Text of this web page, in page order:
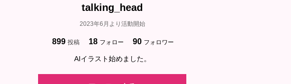
talking_head
2023年6月より活動開始
899 投稿 18 フォロー 90 フォロワー
AIイラスト始めました。